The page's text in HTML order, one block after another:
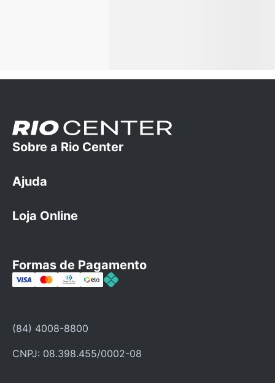
Sobre a Rio Center
A empresa
Cartão Rio Center
Ajuda
Dúvidas Frequentes
Loja Online
Categorias
Ofertas
Política de privacidade
Formas de Pagamento
(84) 4008-8800
CNPJ: 08.398.455/0002-08